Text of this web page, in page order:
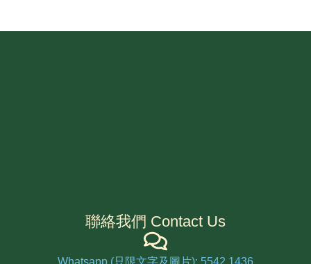
聯絡我們 Contact Us
Whatsapp (只限文字及圖片): 5542 1436